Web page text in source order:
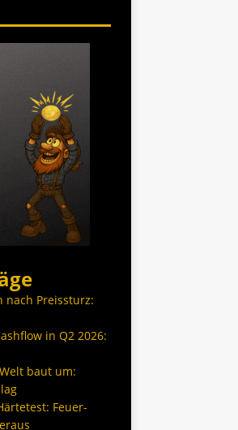
nach Preissturz:
in Q2 2026:
baut um:
Feuer-